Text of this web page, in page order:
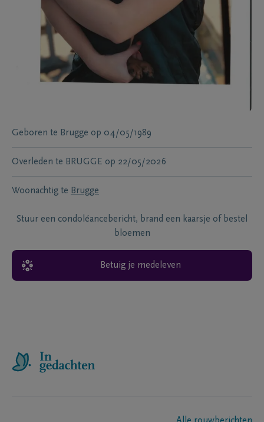
Geboren te Brugge op 04/05/1989
Overleden te BRUGGE op 22/05/2026
Woonachtig te Brugge
Stuur een condoléancebericht, brand een kaarsje of bestel
bloemen
Betuig je medeleven